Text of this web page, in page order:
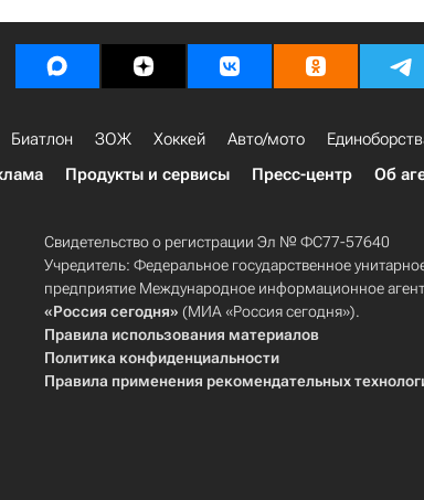
Биатлон ЗОЖ Хоккей Авто/мото
Продукты и сервисы Пресс-центр Об
Свидетельство о регистрации Эл № ФС77-57640
Учредитель: Федеральное государственное
предприятие Международное информационное
«Россия сегодня» (МИА «Россия сегодня»).
Правила использования материалов
Политика конфиденциальности
Правила применения рекомендательных